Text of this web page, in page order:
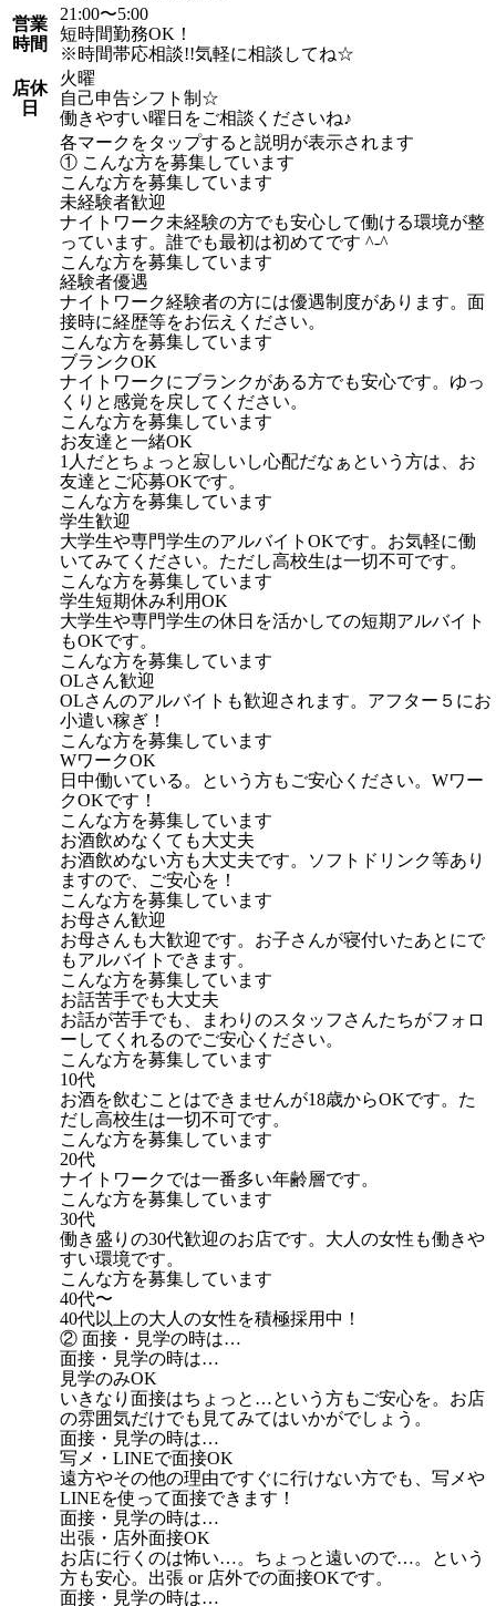
営業
時間
21:00〜5:00
短時間勤務OK！
※時間帯応相談!!気軽に相談してね☆
店休
日
火曜
自己申告シフト制☆
働きやすい曜日をご相談くださいね♪
各マークをタップすると説明が表示されます
① こんな方を募集しています
こんな方を募集しています
未経験者歓迎
ナイトワーク未経験の方でも安心して働ける環境が整
っています。誰でも最初は初めてです ^-^
こんな方を募集しています
経験者優遇
ナイトワーク経験者の方には優遇制度があります。面
接時に経歴等をお伝えください。
こんな方を募集しています
ブランクOK
ナイトワークにブランクがある方でも安心です。ゆっ
くりと感覚を戻してください。
こんな方を募集しています
お友達と一緒OK
1人だとちょっと寂しいし心配だなぁという方は、お
友達とご応募OKです。
こんな方を募集しています
学生歓迎
大学生や専門学生のアルバイトOKです。お気軽に働
いてみてください。ただし高校生は一切不可です。
こんな方を募集しています
学生短期休み利用OK
大学生や専門学生の休日を活かしての短期アルバイト
もOKです。
こんな方を募集しています
OLさん歓迎
OLさんのアルバイトも歓迎されます。アフター５にお
小遣い稼ぎ！
こんな方を募集しています
WワークOK
日中働いている。という方もご安心ください。Wワー
クOKです！
こんな方を募集しています
お酒飲めなくても大丈夫
お酒飲めない方も大丈夫です。ソフトドリンク等あり
ますので、ご安心を！
こんな方を募集しています
お母さん歓迎
お母さんも大歓迎です。お子さんが寝付いたあとにで
もアルバイトできます。
こんな方を募集しています
お話苦手でも大丈夫
お話が苦手でも、まわりのスタッフさんたちがフォロ
ーしてくれるのでご安心ください。
こんな方を募集しています
10代
お酒を飲むことはできませんが18歳からOKです。た
だし高校生は一切不可です。
こんな方を募集しています
20代
ナイトワークでは一番多い年齢層です。
こんな方を募集しています
30代
働き盛りの30代歓迎のお店です。大人の女性も働きや
すい環境です。
こんな方を募集しています
40代〜
40代以上の大人の女性を積極採用中！
② 面接・見学の時は…
面接・見学の時は…
見学のみOK
いきなり面接はちょっと…という方もご安心を。お店
の雰囲気だけでも見てみてはいかがでしょう。
面接・見学の時は…
写メ・LINEで面接OK
遠方やその他の理由ですぐに行けない方でも、写メや
LINEを使って面接できます！
面接・見学の時は…
出張・店外面接OK
お店に行くのは怖い…。ちょっと遠いので…。という
方も安心。出張 or 店外での面接OKです。
面接・見学の時は…